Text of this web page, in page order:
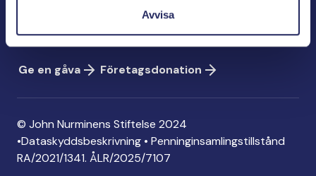
Avvisa
Konto: FI06 1214 3000 1122 96
MobilePay: 74792
Ge en gåva
Företagsdonation
© John Nurminens Stiftelse 2024
•Dataskyddsbeskrivning • Penninginsamlingstillstånd
RA/2021/1341. ÅLR/2025/7107